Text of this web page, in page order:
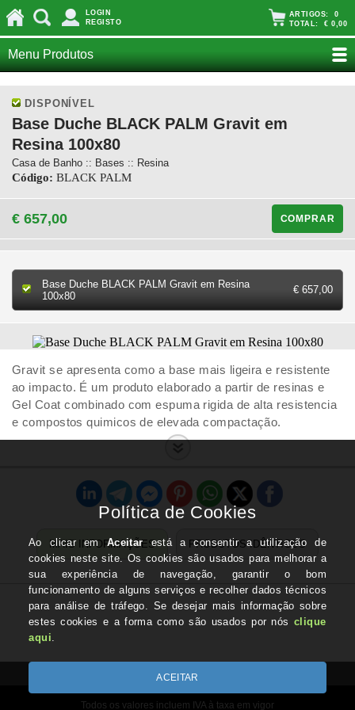
LOGIN
REGISTO
ARTIGOS: 0
TOTAL: € 0,00
Menu Produtos
DISPONÍVEL
Base Duche BLACK PALM Gravit em
Resina 100x80
Casa de Banho :: Bases :: Resina
Código: BLACK PALM
€ 657,00 COMPRAR
Base Duche BLACK PALM Gravit em Resina
100x80
€ 657,00
Gravit se apresenta como a base mais ligeira e resistente
ao impacto. É um produto elaborado a partir de resinas e
Gel Coat combinado com espuma rigida de alta resistencia
e compostos quimicos de elevada compactação.
MAIS INFORMAÇÕES PRODUTOS IDÊNTICOS
Todos os valores incluem IVA à taxa em vigor